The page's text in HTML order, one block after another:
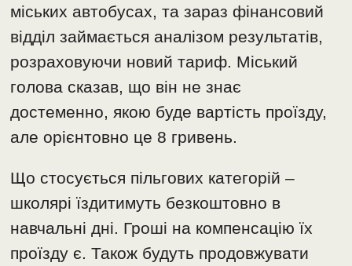
міських автобусах, та зараз фінансовий
відділ займається аналізом результатів,
розраховуючи новий тариф. Міський
голова сказав, що він не знає
достеменно, якою буде вартість проїзду,
але орієнтовно це 8 гривень.
Що стосується пільгових категорій –
школярі їздитимуть безкоштовно в
навчальні дні. Гроші на компенсацію їх
проїзду є. Також будуть продовжувати